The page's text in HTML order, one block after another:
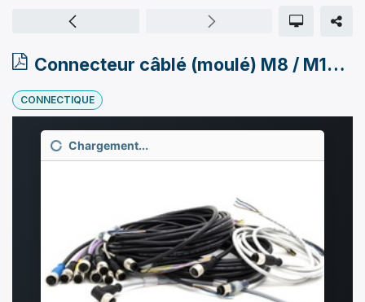
Connecteur câblé (moulé) M8 / M12 MCA
CONNECTIQUE